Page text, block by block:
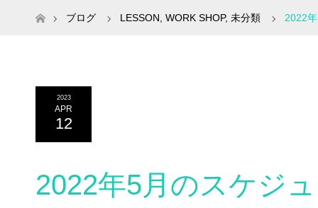
ホームブログ LESSON WORK SHOP, 未分類 2022
2023
APR
12
2022年5月のスケジ